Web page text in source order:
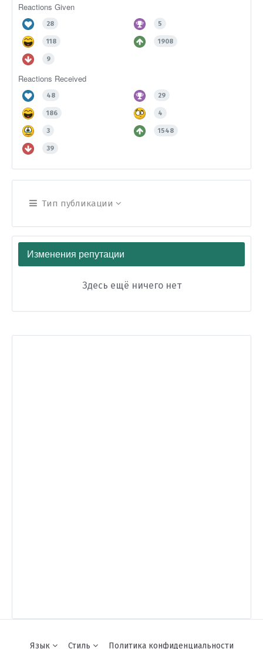
Reactions Given
28 5
118 1908
9
Reactions Received
48 29
186 4
3 1548
39
Тип публикации
Изменения репутации
Здесь ещё ничего нет
Язык Стиль Политика конфиденциальности